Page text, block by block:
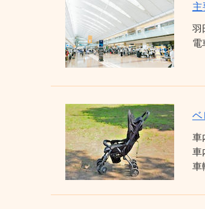
羽
電
ベ
車
車
車